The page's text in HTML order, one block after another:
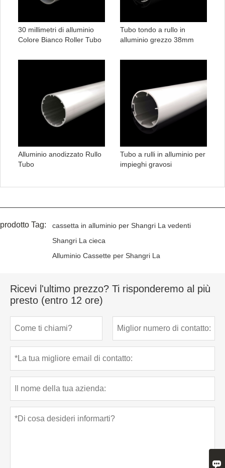
30 millimetri di alluminio
Colore Bianco Roller Tubo
Tubo tondo a rullo in
alluminio grezzo 38mm
Alluminio anodizzato Rullo
Tubo
Tubo a rulli in alluminio per
impieghi gravosi
prodotto Tag:
cassetta in alluminio per Shangri La vedenti
Shangri La cieca
Alluminio Cassette per Shangri La
Ricevi l'ultimo prezzo? Ti risponderemo al più
presto (entro 12 ore)
